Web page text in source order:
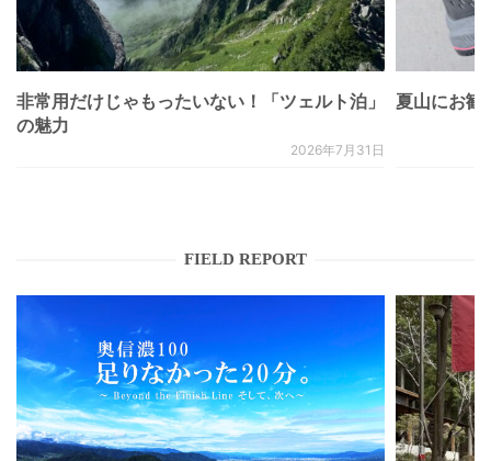
非常用だけじゃもったいない！「ツェルト泊」
の魅力
2026年7月31日
夏山にお
FIELD REPORT